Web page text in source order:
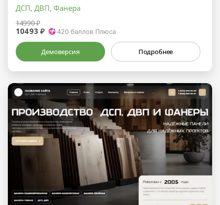
ДСП, ДВП, Фанера
14990 ₽
10493 ₽ 420 баллов Плюса
Демоверсия Подробнее